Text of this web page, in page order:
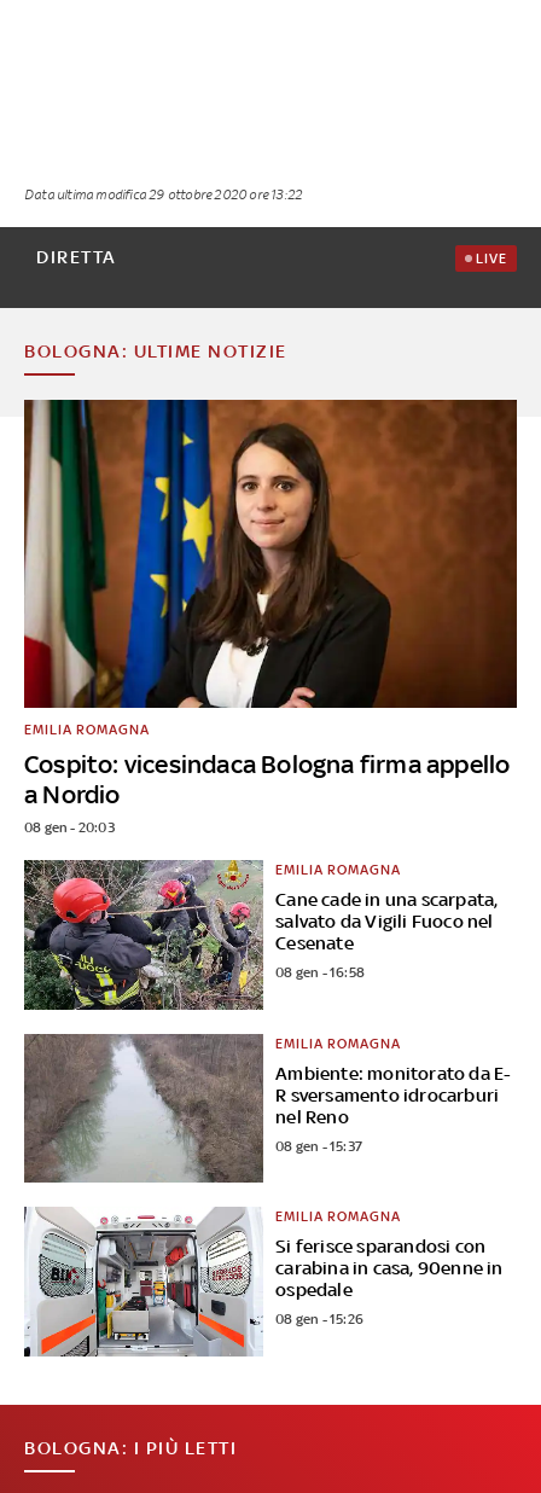
Data ultima modifica 29 ottobre 2020 ore 13:22
DIRETTA LIVE
BOLOGNA: ULTIME NOTIZIE
Cospito: vicesindaca Bologna firma appello
a Nordio
EMILIA ROMAGNA
08 gen - 20:03
Cane cade in una scarpata,
salvato da Vigili Fuoco nel
Cesenate
EMILIA ROMAGNA
08 gen - 16:58
Ambiente: monitorato da E-
R sversamento idrocarburi
nel Reno
EMILIA ROMAGNA
08 gen - 15:37
Si ferisce sparandosi con
carabina in casa, 90enne in
ospedale
EMILIA ROMAGNA
08 gen - 15:26
BOLOGNA: I PIÙ LETTI